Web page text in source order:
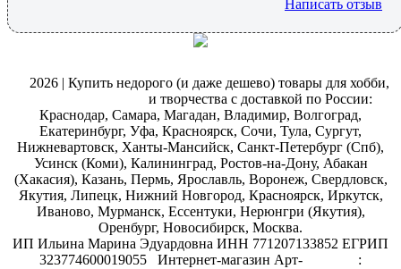
Написать отзыв
2026 | Купить недорого (и даже дешево) товары для хобби,
и творчества с доставкой по России:
Краснодар, Самара, Магадан, Владимир, Волгоград,
Екатеринбург, Уфа, Красноярск, Сочи, Тула, Сургут,
Нижневартовск, Ханты-Мансийск, Санкт-Петербург (Спб),
Усинск (Коми), Калининград, Ростов-на-Дону, Абакан
(Хакасия), Казань, Пермь, Ярославль, Воронеж, Свердловск,
Якутия, Липецк, Нижний Новгород, Красноярск, Иркутск,
Иваново, Мурманск, Ессентуки, Нерюнгри (Якутия),
Оренбург, Новосибирск, Москва.
ИП Ильина Марина Эдуардовна ИНН 771207133852 ЕГРИП
323774600019055
Интернет-магазин Арт-
: